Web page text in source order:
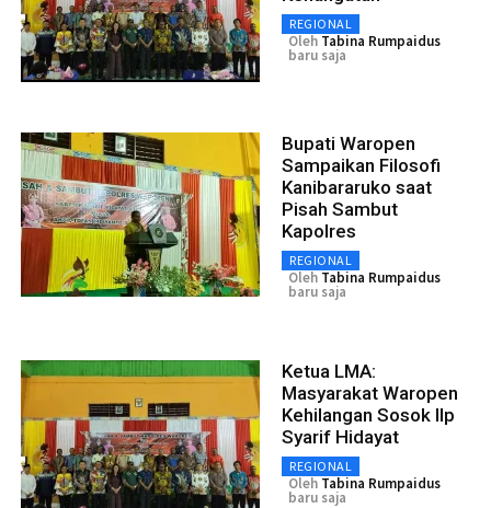
REGIONAL
Oleh Tabina Rumpaidus
baru saja
Bupati Waropen
Sampaikan Filosofi
Kanibararuko saat
Pisah Sambut
Kapolres
REGIONAL
Oleh Tabina Rumpaidus
baru saja
Ketua LMA:
Masyarakat Waropen
Kehilangan Sosok IIp
Syarif Hidayat
REGIONAL
Oleh Tabina Rumpaidus
baru saja